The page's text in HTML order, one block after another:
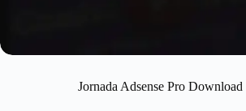
Jornada Adsense Pro Download